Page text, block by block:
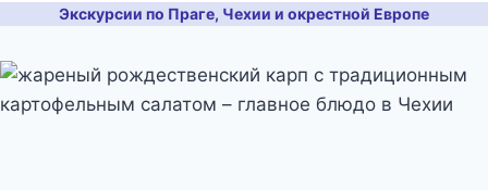
Экскурсии по Праге, Чехии и окрестной Европе